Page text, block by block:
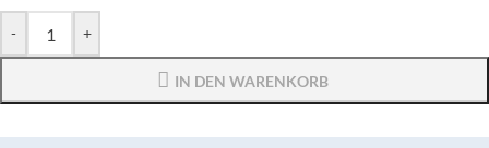
- +
IN DEN WARENKORB